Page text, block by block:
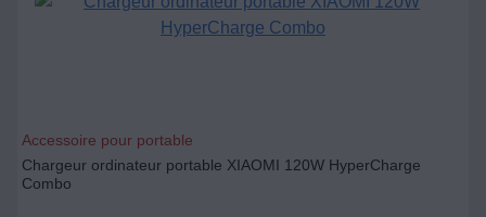
Accessoire pour portable
Chargeur ordinateur portable XIAOMI 120W HyperCharge
Combo